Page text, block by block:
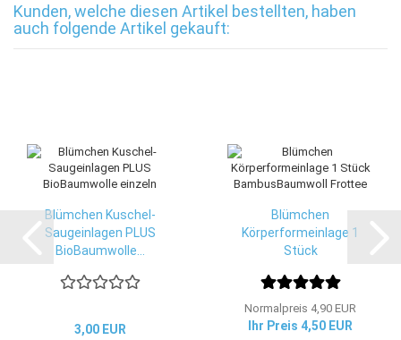
Kunden, welche diesen Artikel bestellten, haben
auch folgende Artikel gekauft:
Blümchen Kuschel-
Saugeinlagen PLUS
BioBaumwolle...
3,00 EUR
Blümchen
Körperformeinlage 1
Stück
Normalpreis 4,90 EUR
Ihr Preis 4,50 EUR